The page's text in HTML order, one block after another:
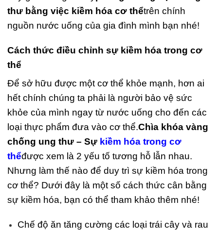
thư bằng việc kiềm hóa cơ thểtrên chính
nguồn nước uống của gia đình mình bạn nhé!
Cách thức điều chỉnh sự kiềm hóa trong cơ
thể
Để sở hữu được một cơ thể khỏe mạnh, hơn ai
hết chính chúng ta phải là người bảo vệ sức
khỏe của mình ngay từ nước uống cho đến các
loại thực phẩm đưa vào cơ thể.Chìa khóa vàng
chống ung thư – Sự kiềm hóa trong cơ
thểđược xem là 2 yếu tố tương hỗ lẫn nhau.
Nhưng làm thế nào để duy trì sự kiềm hóa trong
cơ thể? Dưới đây là một số cách thức cân bằng
sự kiềm hóa, bạn có thể tham khảo thêm nhé!
Chế độ ăn tăng cường các loại trái cây và rau